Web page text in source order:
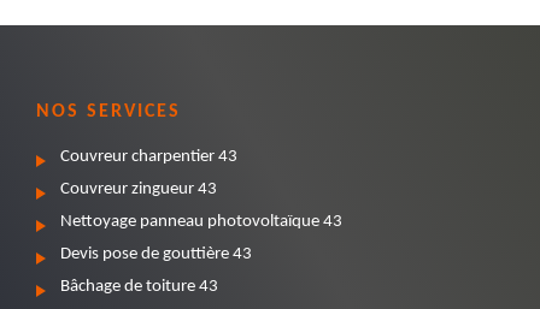
NOS SERVICES
Couvreur charpentier 43
Couvreur zingueur 43
Nettoyage panneau photovoltaïque 43
Devis pose de gouttière 43
Bâchage de toiture 43